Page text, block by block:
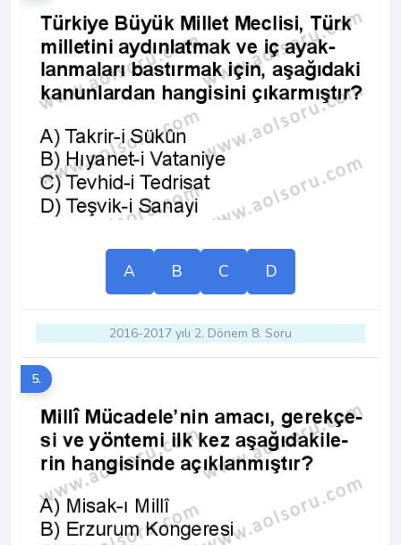
A B C D
2016-2017 yılı 2. Dönem 8. Soru
5.